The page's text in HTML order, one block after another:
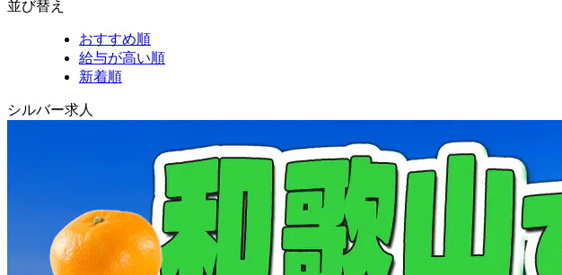
並び替え
おすすめ順
給与が高い順
新着順
シルバー求人